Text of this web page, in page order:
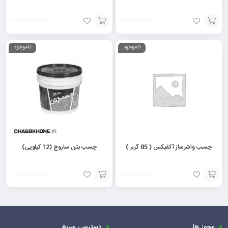
افزودن
افزودن
ناموجود
چسب واشرساز آکفیکس ( 85 گرم )
مشاهده
محصول
ناموجود
چسب بتن ساروج (12 کیلویی)
افزودن
به